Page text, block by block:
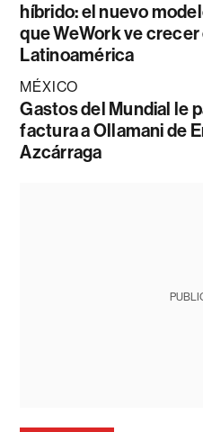
híbrido: el nuevo
que WeWork ve crecer
Latinoamérica
MÉXICO
Gastos del Mundial le
factura a Ollamani de
Azcárraga